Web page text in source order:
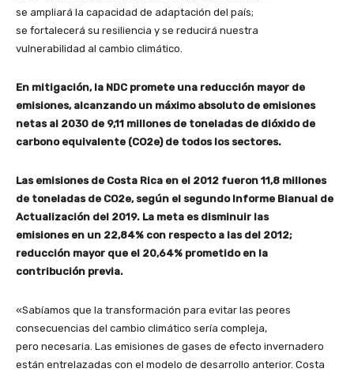
se ampliará la capacidad de adaptación del país;
se fortalecerá su resiliencia y se reducirá nuestra
vulnerabilidad al cambio climático.
En mitigación, la NDC promete una reducción mayor de
emisiones, alcanzando un máximo absoluto de emisiones
netas al 2030 de 9,11 millones de toneladas de dióxido de
carbono equivalente (CO2e) de todos los sectores.
Las emisiones de Costa Rica en el 2012 fueron 11,8 millones
de toneladas de CO2e, según el segundo Informe Bianual de
Actualización del 2019. La meta es disminuir las
emisiones en un 22,84% con respecto a las del 2012;
reducción mayor que el 20,64% prometido en la
contribución previa.
«Sabíamos que la transformación para evitar las peores
consecuencias del cambio climático sería compleja,
pero necesaria. Las emisiones de gases de efecto invernadero
están entrelazadas con el modelo de desarrollo anterior. Costa